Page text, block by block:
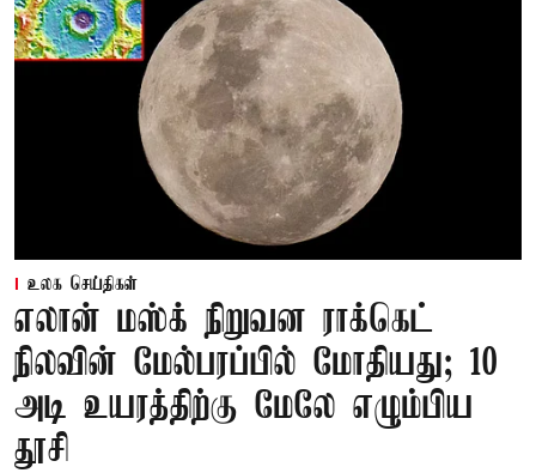
உலக செய்திகள்
எலான் மஸ்க் நிறுவன ராக்கெட்
நிலவின் மேல்பரப்பில் மோதியது; 10
அடி உயரத்திற்கு மேலே எழும்பிய
தூசி